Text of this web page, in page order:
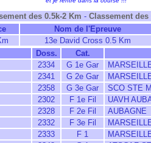
des 0.5k-2 Km - Classement des
Nom de l'Epreuve
13e David Cross 0.5 Km
Doss. Cat.
2334 G 1e Gar
2341 G 2e Gar
2358 G 3e Gar SCO STE
2302 F 1e Fil UAVH
2328 F 2e Fil AUBAGNE
2332 F 3e Fil
2333 F 1